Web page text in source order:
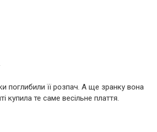
поглибили її розпач. А ще зранку вона
те саме весільне плаття.